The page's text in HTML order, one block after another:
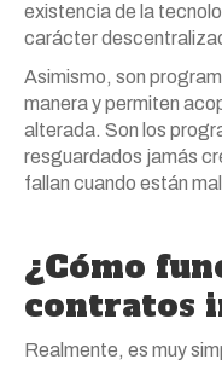
existencia de la
carácter
Asimismo, son
manera y permiten
alterada. Son los
resguardados jamás
fallan cuando están
¿Cómo
contratos
Realmente, es muy